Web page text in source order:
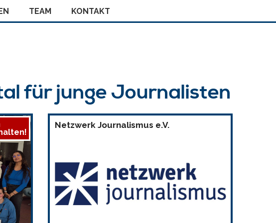
TEAM KONTAKT
für junge Journalisten
Netzwerk Journalismus e.V.